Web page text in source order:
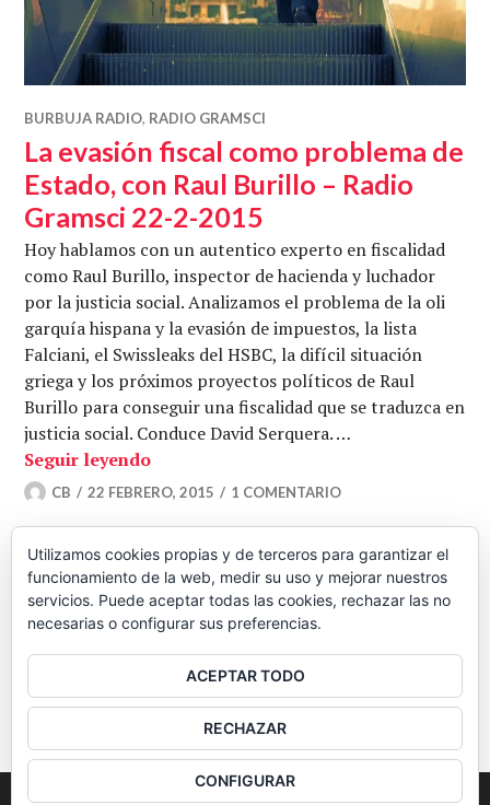
BURBUJA RADIO, RADIO GRAMSCI
La evasión fiscal como problema de
Estado, con Raul Burillo – Radio
Gramsci 22-2-2015
Hoy hablamos con un autentico experto en fiscalidad
como Raul Burillo, inspector de hacienda y luchador
por la justicia social. Analizamos el problema de la oli
garquía hispana y la evasión de impuestos, la lista
Falciani, el Swissleaks del HSBC, la difícil situación
griega y los próximos proyectos políticos de Raul
Burillo para conseguir una fiscalidad que se traduzca en
justicia social. Conduce David Serquera. …
Seguir leyendoLa evasión fiscal como problema de
CB 22 FEBRERO, 2015 1 COMENTARIO
Navegación
de
entradas
ENTRADAS
ANTERIORES
BARRA
LATERAL
Utilizamos cookies propias y de terceros para garantizar el
funcionamiento de la web, medir su uso y mejorar nuestros
servicios. Puede aceptar todas las cookies, rechazar las no
necesarias o configurar sus preferencias.
ACEPTAR TODO
RECHAZAR
CONFIGURAR